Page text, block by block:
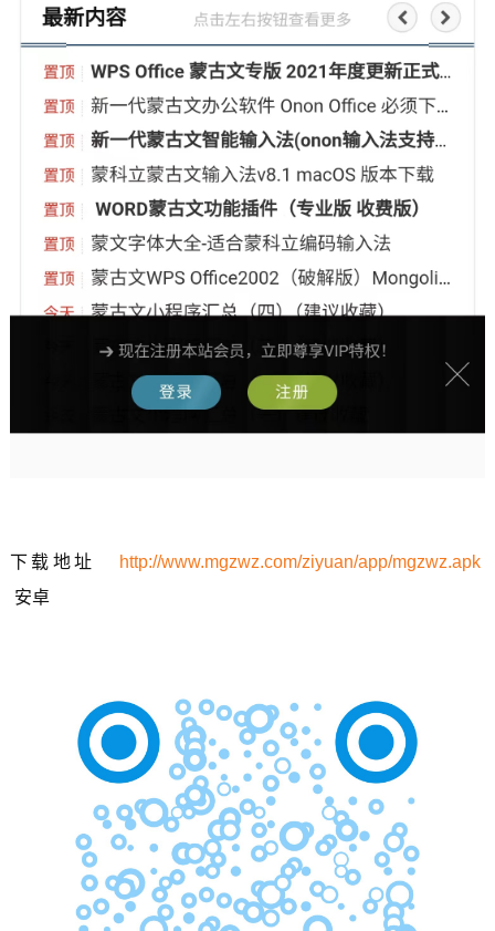
下载地址
http://www.mgzwz.com/ziyuan/app/mgzwz.apk
安卓